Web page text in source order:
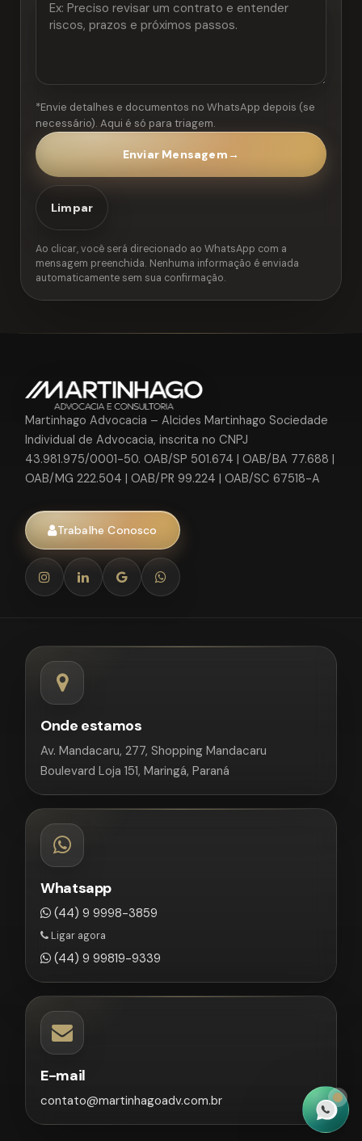
*Envie detalhes e documentos no WhatsApp depois (se
necessário). Aqui é só para triagem.
Enviar Mensagem →
Limpar
Ao clicar, você será direcionado ao WhatsApp com a
mensagem preenchida. Nenhuma informação é enviada
automaticamente sem sua confirmação.
Martinhago Advocacia – Alcides Martinhago Sociedade
Individual de Advocacia, inscrita no CNPJ
43.981.975/0001-50. OAB/SP 501.674 | OAB/BA 77.688 |
OAB/MG 222.504 | OAB/PR 99.224 | OAB/SC 67518-A
Trabalhe Conosco
Onde estamos
Av. Mandacaru, 277, Shopping Mandacaru
Boulevard Loja 151, Maringá, Paraná
Whatsapp
(44) 9 9998-3859
Ligar agora
(44) 9 99819-9339
E-mail
contato@martinhagoadv.com.br